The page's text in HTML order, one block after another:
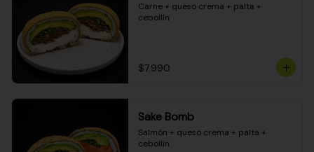
Carne + queso crema + palta +
cebollín
$7.990
Sake Bomb
Salmón + queso crema + palta +
cebollín